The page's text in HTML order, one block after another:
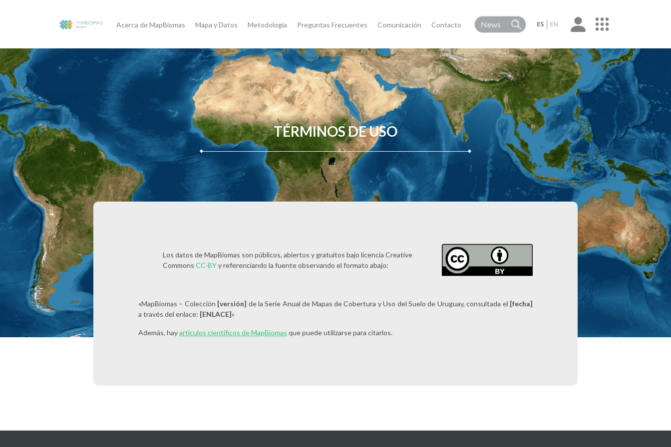
Acerca de MapBiomas Mapa y Datos Metodología Preguntas Frecuentes Comunicación Contacto ES EN
TÉRMINOS DE USO
Los datos de MapBiomas son públicos, abiertos y gratuitos bajo licencia Creative
Commons CC-BYy referenciando la fuente observando el formato abajo:
«MapBiomas – Colección [versión] de la Serie Anual de Mapas de Cobertura y Uso del Suelo de Uruguay, consultada el [fecha]
a través del enlace: [ENLACE]»
Además, hayartículos científicos de MapBiomas que puede utilizarse para citarlos.